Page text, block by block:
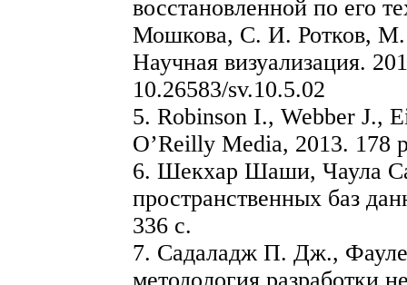
восстановленной по его
Мошкова, С. И. Ротков,
Научная визуализация.
10.26583/sv.10.5.02
5. Robinson I., Webber J.,
O’Reilly Media, 2013. 178
6. Шекхар Шаши, Чаула
пространственных баз
336 с.
7. Садаладж П. Дж.,